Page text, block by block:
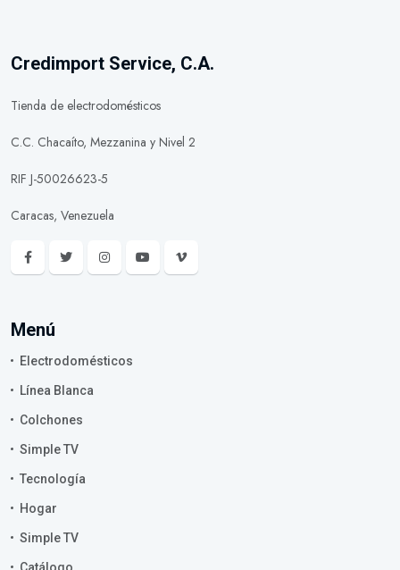
Credimport Service, C.A.
Tienda de electrodomésticos
C.C. Chacaíto, Mezzanina y Nivel 2
RIF J-50026623-5
Caracas, Venezuela
Menú
Electrodomésticos
Línea Blanca
Colchones
Simple TV
Tecnología
Hogar
Simple TV
Catálogo